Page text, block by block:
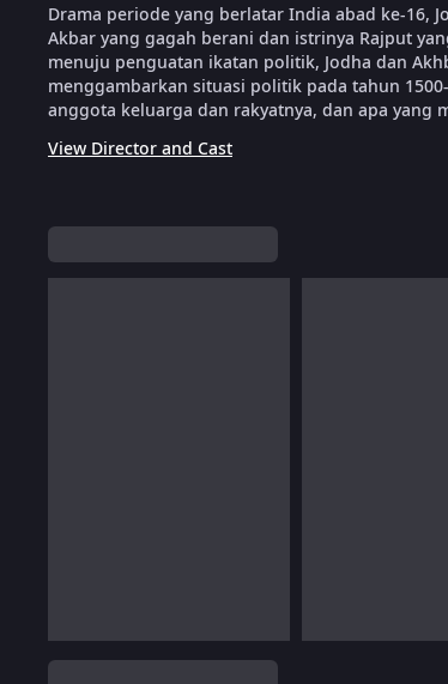
Drama periode yang berlatar India abad ke-16,
Akbar yang gagah berani dan istrinya Rajput
menuju penguatan ikatan politik, Jodha dan
menggambarkan situasi politik pada tahun
anggota keluarga dan rakyatnya, dan apa yang
View Director and Cast